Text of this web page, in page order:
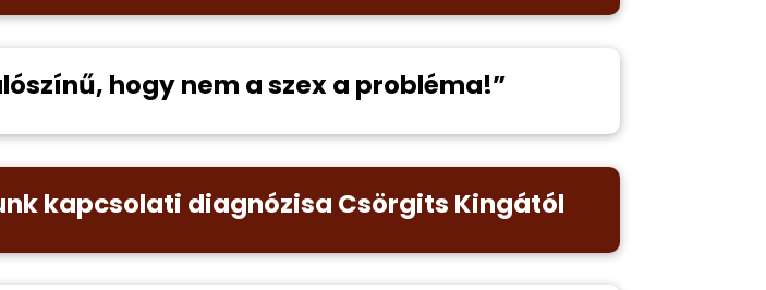
hogy nem a szex a probléma!”
kapcsolati diagnózisa Csörgits Kingától